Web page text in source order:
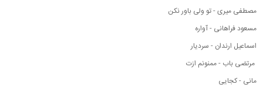
مصطفی میری - تو ولی باور نکن
مسعود فراهانی - آواره
اسماعیل ارندان - سردیار
مرتضی باب - ممنونم ازت
مانی - کجایی